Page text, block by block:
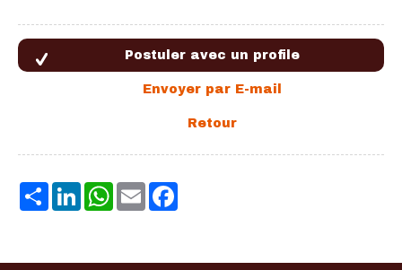
Share LinkedInWhatsApp
Email